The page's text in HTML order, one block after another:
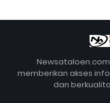
memberikan akses
dan